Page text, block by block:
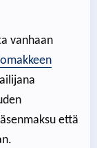
vanhaan
että